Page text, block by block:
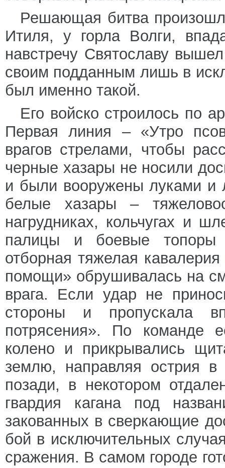
Решающая битва
Итиля, у горла Волги,
навстречу Святославу
своим подданным лишь в
был именно такой.
Его войско строилось по
Первая линия – «Утро
врагов стрелами, чтобы
черные хазары не носили
и были вооружены луками и
белые хазары –
нагрудниках, кольчугах и
палицы и боевые топоры
отборная тяжелая
помощи» обрушивалась на
врага. Если удар не
стороны и пропускала
потрясения». По команде
колено и прикрывались
землю, направляя острия в
позади, в некотором
гвардия кагана под
закованных в сверкающие
бой в исключительных
сражения. В самом городе